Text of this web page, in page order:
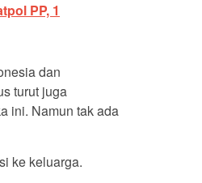
PP, 1
dan
turut juga
ini. Namun tak ada
ke keluarga.